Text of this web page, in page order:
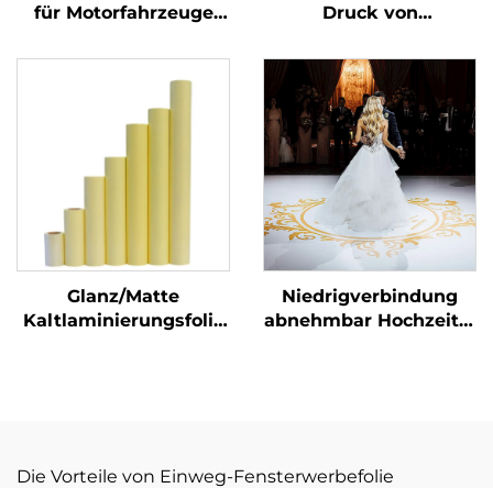
für Motorfahrzeuge
Luft glänzende PVC-
Klebstoff-Vinyl-Rolle
für Motorwagen-
Dirtbike-Aufkleber
Druck von
Vinylrollen mit Öko-
Lösungsmitteln
Glanz/Matte
Kaltlaminierungsfolie
Niedrigverbindung
abnehmbar Hochzeits-
zu reißen
Die Vorteile von Einweg-Fensterwerbefolie